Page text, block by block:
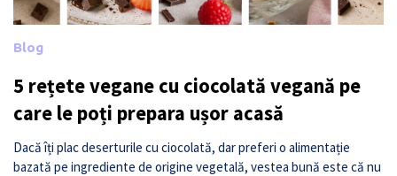
Blog
5 rețete vegane cu ciocolată vegană pe
care le poți prepara ușor acasă
Dacă îți plac deserturile cu ciocolată, dar preferi o alimentație
bazată pe ingrediente de origine vegetală, vestea bună este că nu